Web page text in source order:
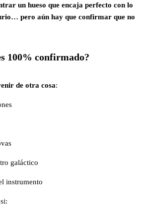
un hueso que encaja perfecto con lo
pero aún hay que confirmar que no
100% confirmado?
de otra cosa:
galáctico
instrumento